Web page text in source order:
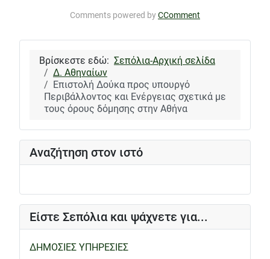
Αναζήτηση στον ιστό
Είστε Σεπόλια και ψάχνετε για...
ΔΗΜΟΣΙΕΣ ΥΠΗΡΕΣΙΕΣ
Comments powered byCComment
Βρίσκεστε εδώ: Σεπόλια-Αρχική σελίδα
Δ. Αθηναίων
Επιστολή Δούκα προς υπουργό
Περιβάλλοντος και Ενέργειας σχετικά με
τους όρους δόμησης στην Αθήνα